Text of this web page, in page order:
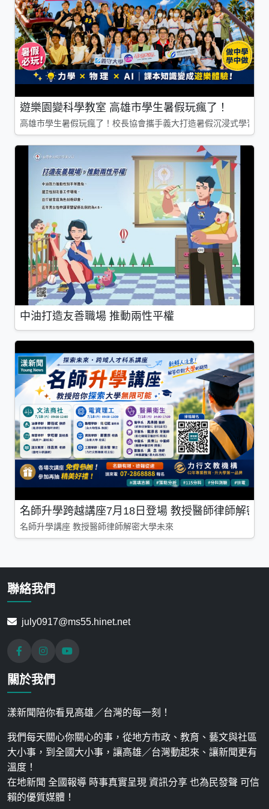
遊樂園變科學教室 高雄市學生暑假玩瘋了！
高雄市學生暑假玩瘋了！校長協會攜手義大打造暑假沉浸式學習基
中油打造友善職場 推動兩性平權
名師升學跨越講座7月18日登場 教授醫師律師解密
名師升學講座 教授醫師律師解密大學未來
聯絡我們
july0917@ms55.hinet.net
關於我們
漾新聞陪你看見高雄／台灣的每一刻！
我們每天關心你關心的事，從地方市政、教育、藝文與社區
大小事，到全國大小事，讓高雄／台灣動起來、讓新聞更有
溫度！
在地新聞 全國報導 時事真實呈現 資訊分享 也為民發聲 可信
賴的優質媒體！